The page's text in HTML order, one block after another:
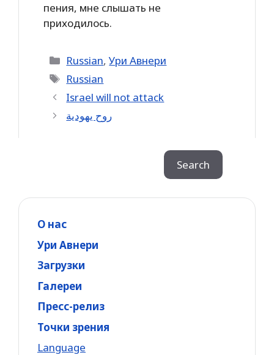
пения, мне слышать не
приходилось.
Categories
Russian,Ури Авнери
Tags
Russian
Israel will not attack
روح يهودية
Search
О нас
Ури Авнери
Загрузки
Галереи
Пресс-релиз
Точки зрения
Language